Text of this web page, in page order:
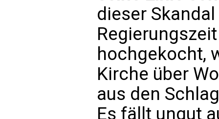
dieser
hochgekocht,
Kirche über
aus den
Es fällt ungut